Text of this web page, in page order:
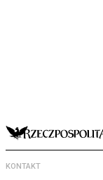
KONTAKT